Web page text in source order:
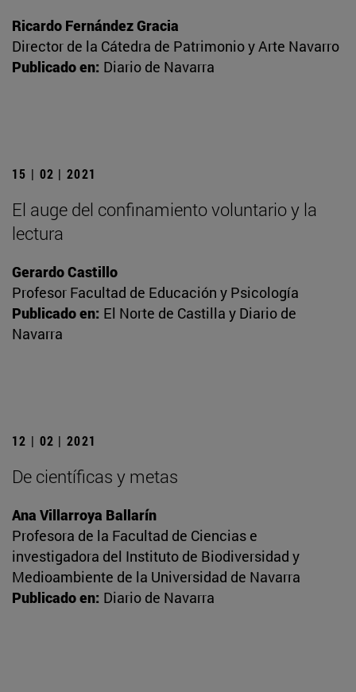
Ricardo Fernández Gracia
Director de la Cátedra de Patrimonio y Arte Navarro
Publicado en: Diario de Navarra
15 | 02 | 2021
El auge del confinamiento voluntario y la
lectura
Gerardo Castillo
Profesor Facultad de Educación y Psicología
Publicado en: El Norte de Castilla y Diario de
Navarra
12 | 02 | 2021
De científicas y metas
Ana Villarroya Ballarín
Profesora de la Facultad de Ciencias e
investigadora del Instituto de Biodiversidad y
Medioambiente de la Universidad de Navarra
Publicado en: Diario de Navarra